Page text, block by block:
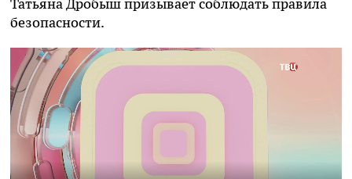
Татьяна Дробыш призывает соблюдать правила
безопасности.